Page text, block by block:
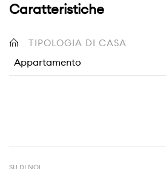
Caratteristiche
TIPOLOGIA DI CASA
Appartamento
SU DI NOI